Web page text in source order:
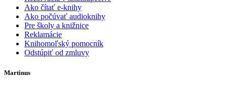
Ako čítať e-knihy
Ako počúvať audioknihy
Pre školy a knižnice
Reklamácie
Knihomoľský pomocník
Odstúpiť od zmluvy
Martinus